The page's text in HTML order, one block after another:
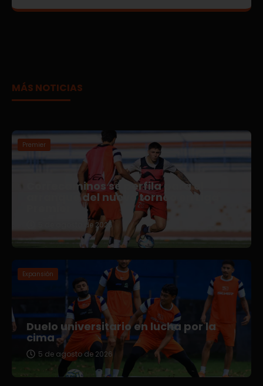
MÁS NOTICIAS
Premier
Correcaminos se perfila para el
arranque del nuevo torneo en Liga
5 de agosto de 2026
Expansión
Duelo universitario en lucha por la
cima
5 de agosto de 2026